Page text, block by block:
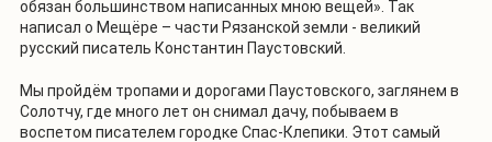
обязан большинством написанных мною вещей». Так
написал о Мещёре – части Рязанской земли - великий
русский писатель Константин Паустовский.
Мы пройдём тропами и дорогами Паустовского, заглянем в
Солотчу, где много лет он снимал дачу, побываем в
воспетом писателем городке Спас-Клепики. Этот самый